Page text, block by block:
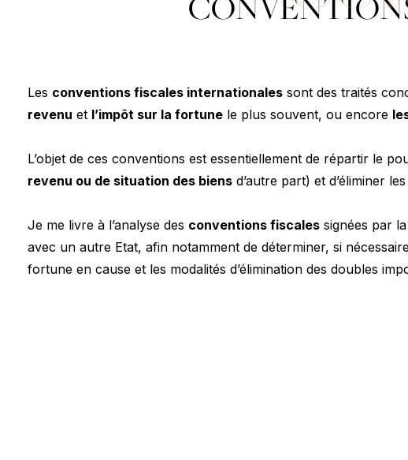
Les conventions fiscales internationales sont des traités
revenu et l’impôt sur la fortune le plus souvent, ou encore
L’objet de ces conventions est essentiellement de répartir le
revenu ou de situation des biens d’autre part) et d’éliminer
Je me livre à l’analyse des conventions fiscales signées par
avec un autre Etat, afin notamment de déterminer, si
fortune en cause et les modalités d’élimination des doubles